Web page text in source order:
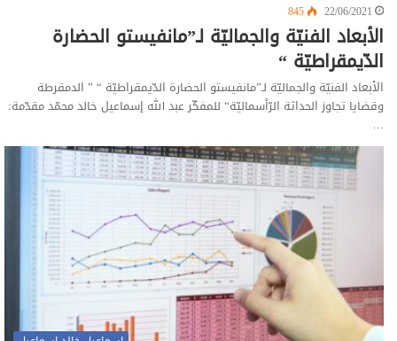
22/06/2021
845
الأبعاد الفنيّة والجماليّة لـ”مانفيستو الحضارة
الدّيمقراطيّة “
الأبعاد الفنيّة والجماليّة لـ”مانفيستو الحضارة الدّيمقراطيّة “ ” الدمقرطة
وقضايا تجاوز الحداثة الرّأسماليّة“ للمفكّر عبد الله إسماعيل خالد محمّد مقدّمة:
…